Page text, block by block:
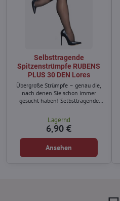
Selbsttragende
Spitzenstrümpfe RUBENS
PLUS 30 DEN Lores
Übergroße Strümpfe – genau die,
nach denen Sie schon immer
gesucht haben! Selbsttragende
Accessoire, das nur schlanken
Frauen vorbehalten ist!
Lagernd
6,90 €
Ansehen